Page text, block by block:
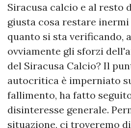
Siracusa calcio e al resto
giusta cosa restare
quanto si sta verificando,
ovviamente gli sforzi
del Siracusa Calcio? Il
autocritica è imperniato
fallimento, ha fatto
disinteresse generale.
situazione, ci troveremo